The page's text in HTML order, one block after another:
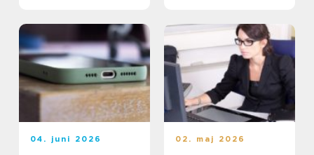
04. juni 2026 02. maj 2026